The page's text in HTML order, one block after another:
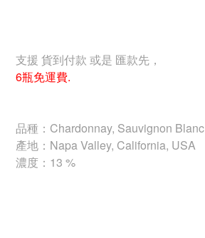
支援 貨到付款 或是 匯款先，
6瓶免運費.
品種：Chardonnay, Sauvignon Blanc
產地：Napa Valley, California, USA
濃度：13 %